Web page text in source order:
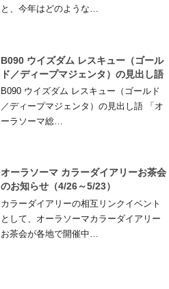
と、今年はどのような…
B090 ウイズダム レスキュー（ゴール
ド／ディープマジェンタ）の見出し語
B090 ウイズダム レスキュー（ゴールド
／ディープマジェンタ）の見出し語 「オ
ーラソーマ総…
オーラソーマ カラーダイアリーお茶会
のお知らせ（4/26～5/23）
カラーダイアリーの相互リンクイベント
として、オーラソーマカラーダイアリー
お茶会が各地で開催中…